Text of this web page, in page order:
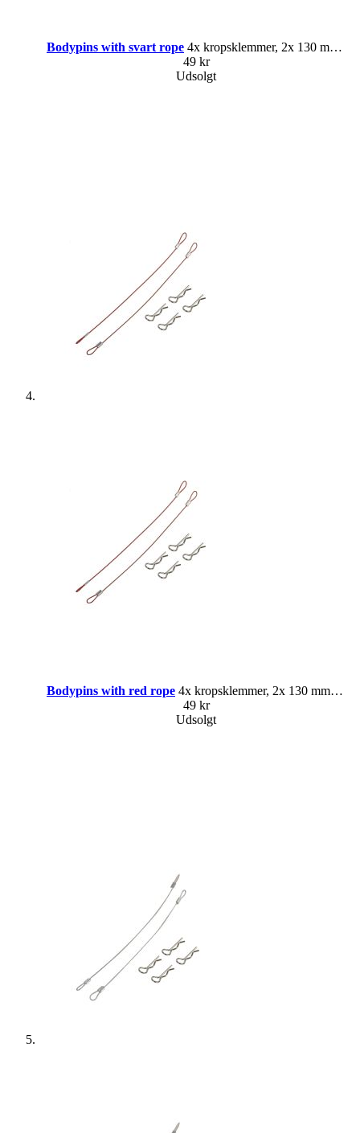
Bodypins with svart rope 4x kropsklemmer, 2x 130 mm reb
49 kr
Udsolgt
Bodypins with red rope 4x kropsklemmer, 2x 130 mm reb
49 kr
Udsolgt